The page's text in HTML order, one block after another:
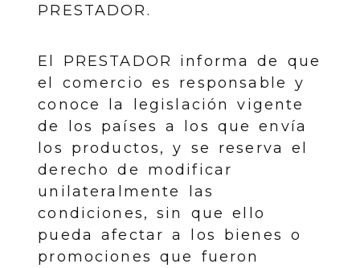
PRESTADOR.
El PRESTADOR informa de que
el comercio es responsable y
conoce la legislación vigente
de los países a los que envía
los productos, y se reserva el
derecho de modificar
unilateralmente las
condiciones, sin que ello
pueda afectar a los bienes o
promociones que fueron